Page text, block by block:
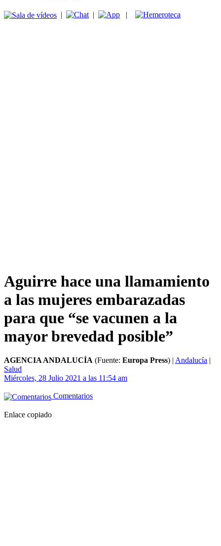
| | |
Aguirre hace una llamamiento
a las mujeres embarazadas
para que “se vacunen a la
mayor brevedad posible”
AGENCIA ANDALUCÍA (Fuente: Europa Press) | Andalucía |
Salud
Miércoles, 28 Julio 2021 a las 11:54 am
Comentarios
Enlace copiado